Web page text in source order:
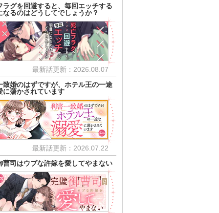
ラグを回避すると、毎回エッチする
なるのはどうしてでしょうか？
最新話更新：2026.08.07
致婚のはずですが、ホテル王の一途
に蕩かされています
最新話更新：2026.07.22
曹司はウブな許嫁を愛してやまない